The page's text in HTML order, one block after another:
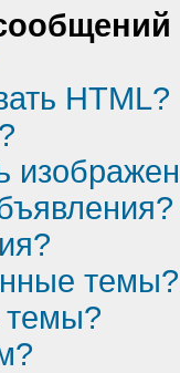
HTML?
темы?
темы?